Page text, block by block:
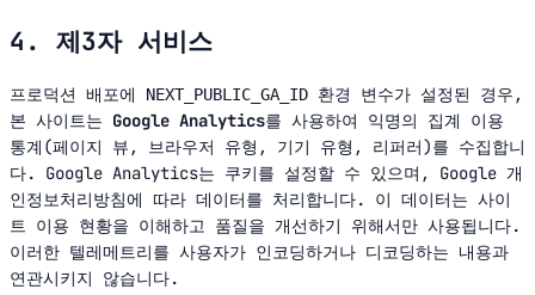
4. 제3자 서비스
프로덕션 배포에 NEXT_PUBLIC_GA_ID 환경 변수가 설정된 경우,
본 사이트는 Google Analytics를 사용하여 익명의 집계 이용
통계(페이지 뷰, 브라우저 유형, 기기 유형, 리퍼러)를 수집합니
다. Google Analytics는 쿠키를 설정할 수 있으며, Google 개
인정보처리방침에 따라 데이터를 처리합니다. 이 데이터는 사이
트 이용 현황을 이해하고 품질을 개선하기 위해서만 사용됩니다.
이러한 텔레메트리를 사용자가 인코딩하거나 디코딩하는 내용과
연관시키지 않습니다.